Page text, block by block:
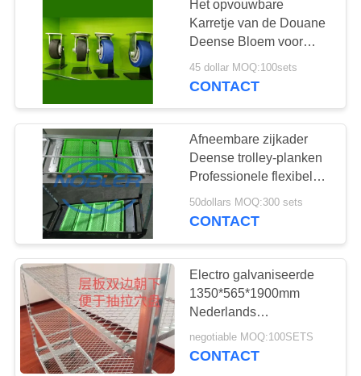
Het opvouwbare
Karretje van de Douane
Deense Bloem voor
Tuinbouw en
Logistiekomzet
45 dollar MOQ:100sets
CONTACT
Afneembare zijkader
Deense trolley-planken
Professionele flexibele
vormgeving
50dollars MOQ:300 sets
CONTACT
Electro galvaniseerde
1350*565*1900mm
Nederlands
Bloemkarretje
negotiable MOQ:100SETS
CONTACT